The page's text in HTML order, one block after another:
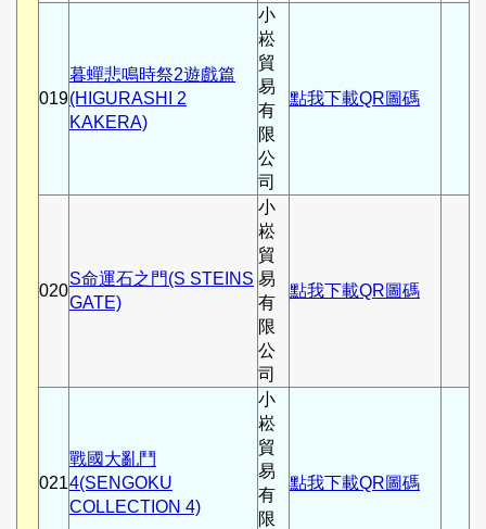
019
暮蟬悲鳴時祭2遊戲篇
(HIGURASHI 2
KAKERA)
小
崧
貿
易
有
限
公
司
點我下載QR圖碼
020
S命運石之門(S STEINS
GATE)
小
崧
貿
易
有
限
公
司
點我下載QR圖碼
021
戰國大亂鬥
4(SENGOKU
COLLECTION 4)
小
崧
貿
易
有
限
點我下載QR圖碼